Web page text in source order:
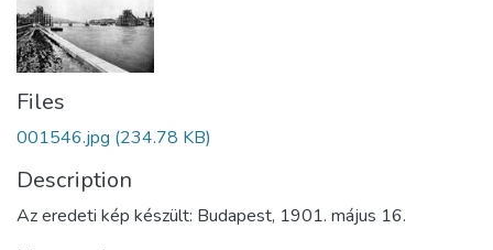
Files
001546.jpg (234.78 KB)
Description
Az eredeti kép készült: Budapest, 1901. május 16.